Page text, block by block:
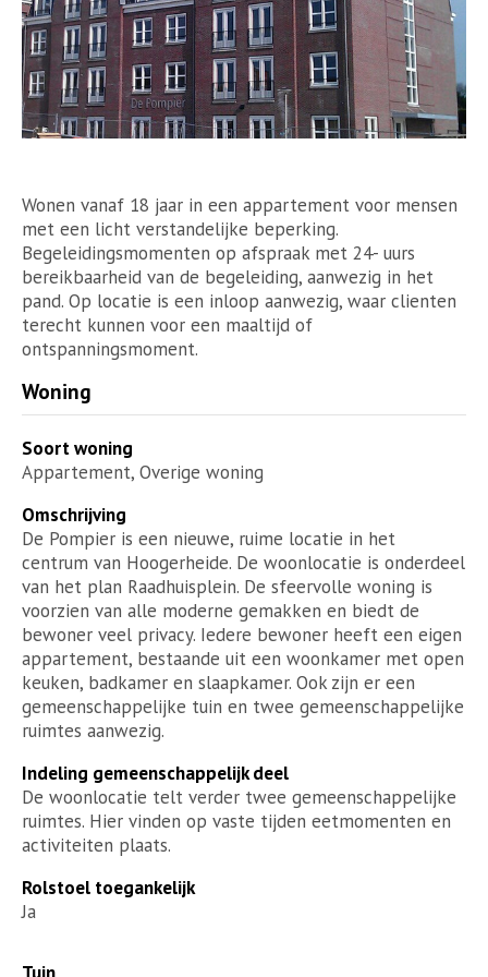
Wonen vanaf 18 jaar in een appartement voor mensen
met een licht verstandelijke beperking.
Begeleidingsmomenten op afspraak met 24- uurs
bereikbaarheid van de begeleiding, aanwezig in het
pand. Op locatie is een inloop aanwezig, waar clienten
terecht kunnen voor een maaltijd of
ontspanningsmoment.
Woning
Soort woning
Appartement, Overige woning
Omschrijving
De Pompier is een nieuwe, ruime locatie in het
centrum van Hoogerheide. De woonlocatie is onderdeel
van het plan Raadhuisplein. De sfeervolle woning is
voorzien van alle moderne gemakken en biedt de
bewoner veel privacy. Iedere bewoner heeft een eigen
appartement, bestaande uit een woonkamer met open
keuken, badkamer en slaapkamer. Ook zijn er een
gemeenschappelijke tuin en twee gemeenschappelijke
ruimtes aanwezig.
Indeling gemeenschappelijk deel
De woonlocatie telt verder twee gemeenschappelijke
ruimtes. Hier vinden op vaste tijden eetmomenten en
activiteiten plaats.
Rolstoel toegankelijk
Ja